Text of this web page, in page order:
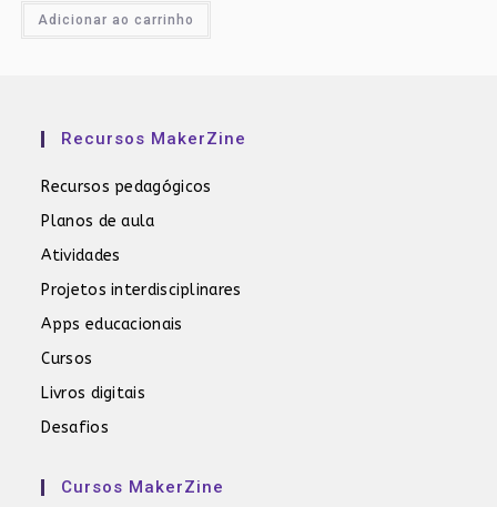
era:
é:
Adicionar ao carrinho
Recursos MakerZine
Recursos pedagógicos
Planos de aula
Atividades
Projetos interdisciplinares
Apps educacionais
Cursos
Livros digitais
Desafios
Cursos MakerZine